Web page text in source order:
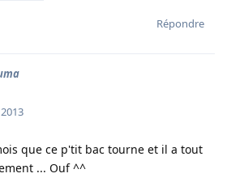
Répondre
que ce p'tit bac tourne et il a tout
... Ouf ^^